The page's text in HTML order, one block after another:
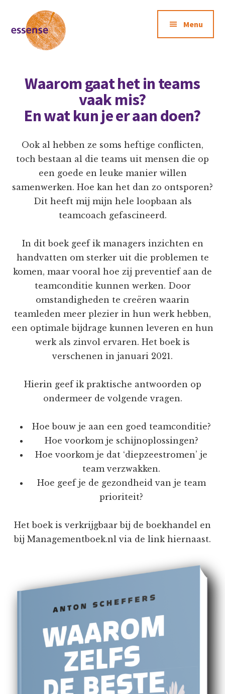
voettekst
Extra
Menu
Training
Menu
Waarom gaat het in teams
vaak mis?
En wat kun je er aan doen?
Ook al hebben ze soms heftige conflicten,
toch bestaan al die teams uit mensen die op
een goede en leuke manier willen
samenwerken. Hoe kan het dan zo ontsporen?
Dit heeft mij mijn hele loopbaan als
teamcoach gefascineerd.
In dit boek geef ik managers inzichten en
handvatten om sterker uit die problemen te
komen, maar vooral hoe zij preventief aan de
teamconditie kunnen werken. Door
omstandigheden te creëren waarin
teamleden meer plezier in hun werk hebben,
een optimale bijdrage kunnen leveren en hun
werk als zinvol ervaren. Het boek is
verschenen in januari 2021.
Hierin geef ik praktische antwoorden op
ondermeer de volgende vragen.
Hoe bouw je aan een goed teamconditie?
Hoe voorkom je schijnoplossingen?
Hoe voorkom je dat ‘diepzeestromen’ je
team verzwakken.
Hoe geef je de gezondheid van je team
prioriteit?
Het boek is verkrijgbaar bij de boekhandel en
bij Managementboek.nl via de link hiernaast.